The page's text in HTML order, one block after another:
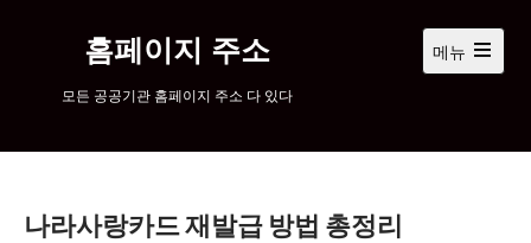
어
홈페이지 주소
모든 공공기관 홈페이지 주소 다 있다
메뉴
메
열
나라사랑카드 재발급 방법 총정리